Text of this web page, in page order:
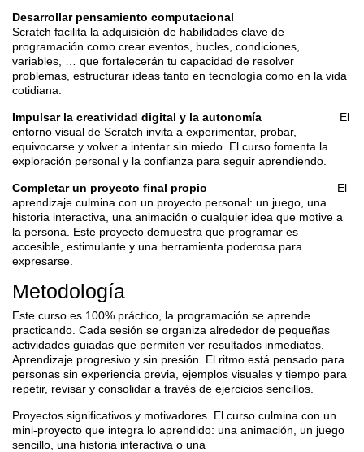
Desarrollar pensamiento computacional
Scratch facilita la adquisición de habilidades clave de
programación como crear eventos, bucles, condiciones,
variables, … que fortalecerán tu capacidad de resolver
problemas, estructurar ideas tanto en tecnología como en la vida
cotidiana.
Impulsar la creatividad digital y la autonomía El
entorno visual de Scratch invita a experimentar, probar,
equivocarse y volver a intentar sin miedo. El curso fomenta la
exploración personal y la confianza para seguir aprendiendo.
Completar un proyecto final propio El
aprendizaje culmina con un proyecto personal: un juego, una
historia interactiva, una animación o cualquier idea que motive a
la persona. Este proyecto demuestra que programar es
accesible, estimulante y una herramienta poderosa para
expresarse.
Metodología
Este curso es 100% práctico, la programación se aprende
practicando. Cada sesión se organiza alrededor de pequeñas
actividades guiadas que permiten ver resultados inmediatos.
Aprendizaje progresivo y sin presión. El ritmo está pensado para
personas sin experiencia previa, ejemplos visuales y tiempo para
repetir, revisar y consolidar a través de ejercicios sencillos.
Proyectos significativos y motivadores. El curso culmina con un
mini-proyecto que integra lo aprendido: una animación, un juego
sencillo, una historia interactiva o una